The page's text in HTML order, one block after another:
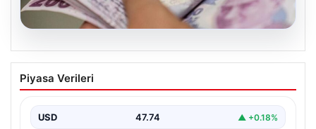
07.08.2026
Bayram ikramiyeleri ne zaman yatacak?
2026 Kurban Bayramı emekli ikramiye
Piyasa Verileri
USD 47.74 ▲ +0.18%